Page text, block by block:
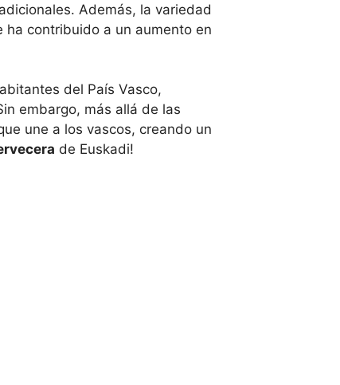
Además, la variedad
ha contribuido a un aumento en
del País Vasco,
embargo, más allá de las
une a los vascos, creando un
de Euskadi!